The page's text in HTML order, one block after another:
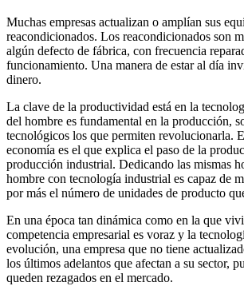
Muchas empresas actualizan o amplían sus
reacondicionados. Los reacondicionados son
algún defecto de fábrica, con frecuencia
funcionamiento. Una manera de estar al día
dinero.
La clave de la productividad está en la
del hombre es fundamental en la producción,
tecnológicos los que permiten revolucionarla.
economía es el que explica el paso de la
producción industrial. Dedicando las mismas
hombre con tecnología industrial es capaz de
por más el número de unidades de producto
En una época tan dinámica como en la que
competencia empresarial es voraz y la
evolución, una empresa que no tiene
los últimos adelantos que afectan a su sector,
queden rezagados en el mercado.